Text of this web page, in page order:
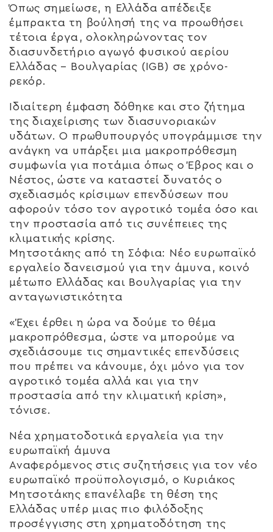
Όπως σημείωσε, η Ελλάδα απέδειξε
έμπρακτα τη βούλησή της να προωθήσει
τέτοια έργα, ολοκληρώνοντας τον
διασυνδετήριο αγωγό φυσικού αερίου
Ελλάδας – Βουλγαρίας (IGB) σε χρόνο-
ρεκόρ.
Ιδιαίτερη έμφαση δόθηκε και στο ζήτημα
της διαχείρισης των διασυνοριακών
υδάτων. Ο πρωθυπουργός υπογράμμισε την
ανάγκη να υπάρξει μια μακροπρόθεσμη
συμφωνία για ποτάμια όπως ο Έβρος και ο
Νέστος, ώστε να καταστεί δυνατός ο
σχεδιασμός κρίσιμων επενδύσεων που
αφορούν τόσο τον αγροτικό τομέα όσο και
την προστασία από τις συνέπειες της
κλιματικής κρίσης.
Μητσοτάκης από τη Σόφια: Νέο ευρωπαϊκό
εργαλείο δανεισμού για την άμυνα, κοινό
μέτωπο Ελλάδας και Βουλγαρίας για την
ανταγωνιστικότητα
«Έχει έρθει η ώρα να δούμε το θέμα
μακροπρόθεσμα, ώστε να μπορούμε να
σχεδιάσουμε τις σημαντικές επενδύσεις
που πρέπει να κάνουμε, όχι μόνο για τον
αγροτικό τομέα αλλά και για την
προστασία από την κλιματική κρίση»,
τόνισε.
Νέα χρηματοδοτικά εργαλεία για την
ευρωπαϊκή άμυνα
Αναφερόμενος στις συζητήσεις για τον νέο
ευρωπαϊκό προϋπολογισμό, ο Κυριάκος
Μητσοτάκης επανέλαβε τη θέση της
Ελλάδας υπέρ μιας πιο φιλόδοξης
προσέγγισης στη χρηματοδότηση της